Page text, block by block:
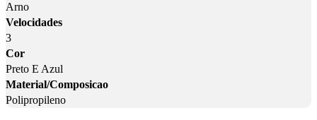
Arno
Velocidades
3
Cor
Preto E Azul
Material/Composicao
Polipropileno